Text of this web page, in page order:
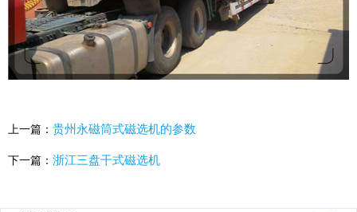
上一篇： 贵州永磁筒式磁选机的参数
下一篇： 浙江三盘干式磁选机